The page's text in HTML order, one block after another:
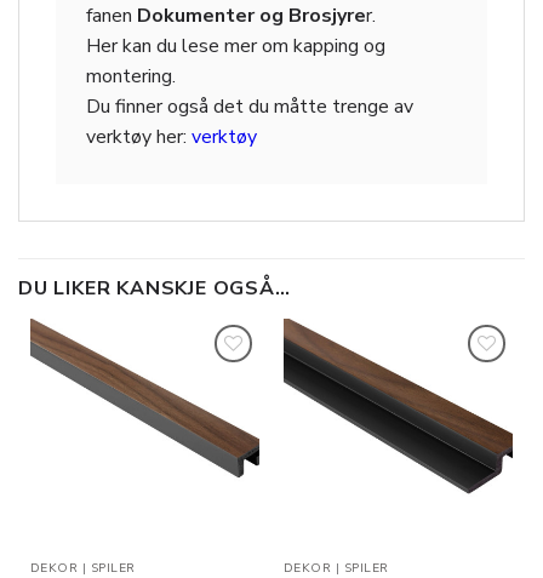
fanen Dokumenter og Brosjyrer.
Her kan du lese mer om kapping og
montering.
Du finner også det du måtte trenge av
verktøy her: verktøy
DU LIKER KANSKJE OGSÅ…
i
ønskeliste
DEKOR | SPILER
Legg til
i
ønskeliste
DEKOR | SPILER